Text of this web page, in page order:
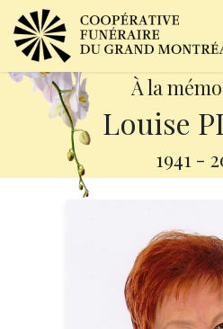
À la
Louise
1941 -